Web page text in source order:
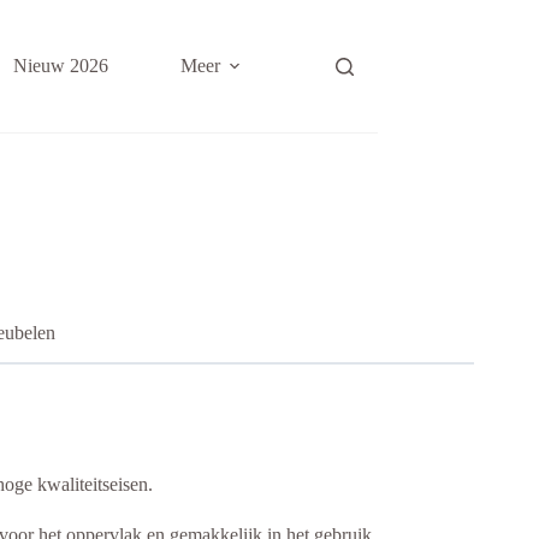
Nieuw 2026 Meer
kwaliteitseisen.
het oppervlak en gemakkelijk in het gebruik.